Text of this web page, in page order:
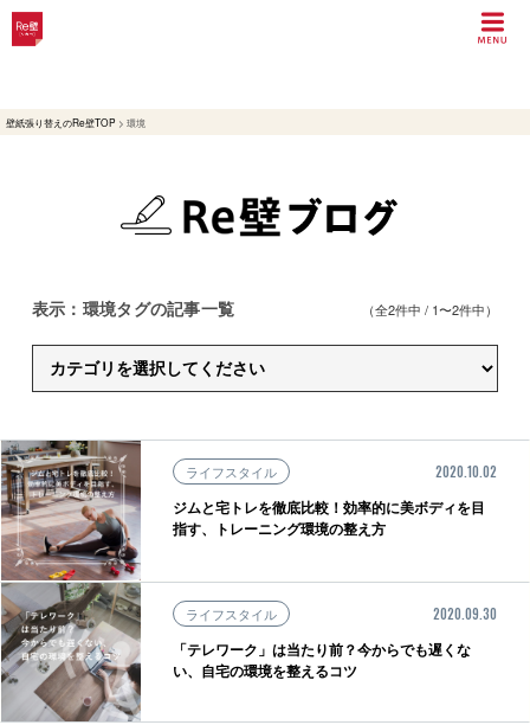
壁紙張り替えのRe壁TOP > 環境
表示：環境タグの記事一覧 （全2件中 / 1〜2件中）
ライフスタイル 2020.10.02
ジムと宅トレを徹底比較！効率的に美ボディを目
指す、トレーニング環境の整え方
ライフスタイル 2020.09.30
「テレワーク」は当たり前？今からでも遅くな
い、自宅の環境を整えるコツ